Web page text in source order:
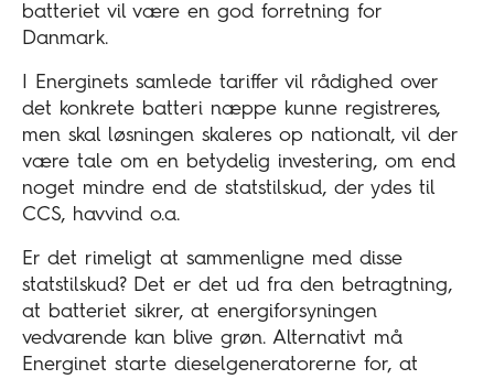
batteriet vil være en god forretning for
Danmark.
I Energinets samlede tariffer vil rådighed over
det konkrete batteri næppe kunne registreres,
men skal løsningen skaleres op nationalt, vil der
være tale om en betydelig investering, om end
noget mindre end de statstilskud, der ydes til
CCS, havvind o.a.
Er det rimeligt at sammenligne med disse
statstilskud? Det er det ud fra den betragtning,
at batteriet sikrer, at energiforsyningen
vedvarende kan blive grøn. Alternativt må
Energinet starte dieselgeneratorerne for, at